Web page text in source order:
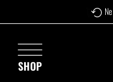
Zum Hauptinhalt springen
SHOP